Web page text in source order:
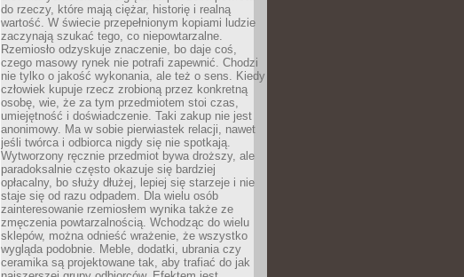
do rzeczy, które mają ciężar, historię i realną
wartość. W świecie przepełnionym kopiami ludzie
zaczynają szukać tego, co niepowtarzalne.
Rzemiosło odzyskuje znaczenie, bo daje coś,
czego masowy rynek nie potrafi zapewnić. Chodzi
nie tylko o jakość wykonania, ale też o sens. Kiedy
człowiek kupuje rzecz zrobioną przez konkretną
osobę, wie, że za tym przedmiotem stoi czas,
umiejętność i doświadczenie. Taki zakup nie jest
anonimowy. Ma w sobie pierwiastek relacji, nawet
jeśli twórca i odbiorca nigdy się nie spotkają.
Wytworzony ręcznie przedmiot bywa droższy, ale
paradoksalnie często okazuje się bardziej
opłacalny, bo służy dłużej, lepiej się starzeje i nie
staje się od razu odpadem. Dla wielu osób
zainteresowanie rzemiosłem wynika także ze
zmęczenia powtarzalnością. Wchodząc do wielu
sklepów, można odnieść wrażenie, że wszystko
wygląda podobnie. Meble, dodatki, ubrania czy
ceramika są projektowane tak, aby trafiać do jak